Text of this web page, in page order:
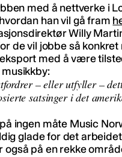
med å nettverke i
han vil gå fram
Willy
de vil jobbe så konkret
med å være
– eller utfyller –
satsinger i det
ingen måte Music
glade for det
også på en rekke